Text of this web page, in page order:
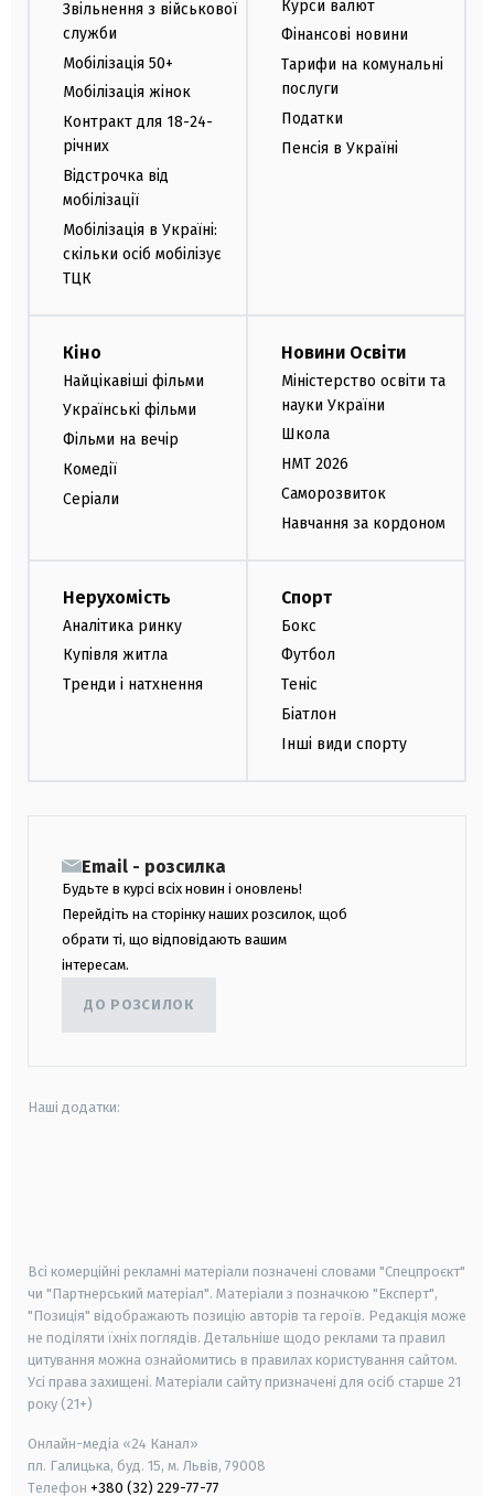
Звільнення з військової
служби
Мобілізація 50+
Мобілізація жінок
Контракт для 18-24-
річних
Відстрочка від
мобілізації
Мобілізація в Україні:
скільки осіб мобілізує
ТЦК
Курси валют
Фінансові новини
Тарифи на комунальні
послуги
Податки
Пенсія в Україні
Кіно
Найцікавіші фільми
Українські фільми
Фільми на вечір
Комедії
Серіали
Новини Освіти
Міністерство освіти та
науки України
Школа
НМТ 2026
Саморозвиток
Навчання за кордоном
Нерухомість
Аналітика ринку
Купівля житла
Тренди і натхнення
Спорт
Бокс
Футбол
Теніс
Біатлон
Інші види спорту
Email - розсилка
Будьте в курсі всіх новин і оновлень!
Перейдіть на сторінку наших розсилок, щоб
обрати ті, що відповідають вашим
інтересам.
ДО РОЗСИЛОК
Наші додатки:
Всі комерційні рекламні матеріали позначені словами "Спецпроєкт"
чи "Партнерський матеріал". Матеріали з позначкою "Експерт",
"Позиція" відображають позицію авторів та героїв. Редакція може
не поділяти їхніх поглядів. Детальніше щодо реклами та правил
цитування можна ознайомитись в правилах користування сайтом.
Усі права захищені. Матеріали сайту призначені для осіб старше 21
року (21+)
Онлайн-медіа «24 Канал»
пл. Галицька, буд. 15, м. Львів, 79008
Телефон +380 (32) 229-77-77